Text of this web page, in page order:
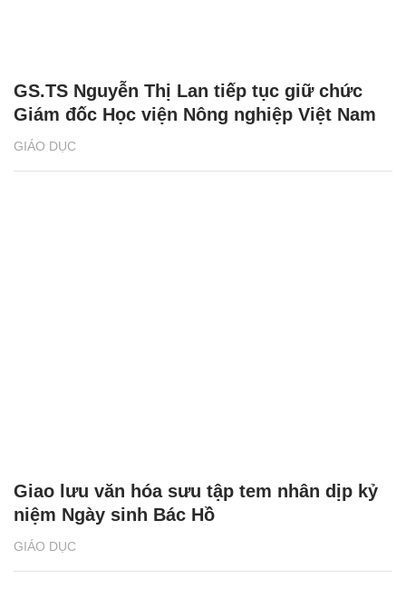
GIÁO DỤC
GS.TS Nguyễn Thị Lan tiếp tục giữ chức
Giám đốc Học viện Nông nghiệp Việt Nam
GIÁO DỤC
Giao lưu văn hóa sưu tập tem nhân dịp kỷ
niệm Ngày sinh Bác Hồ